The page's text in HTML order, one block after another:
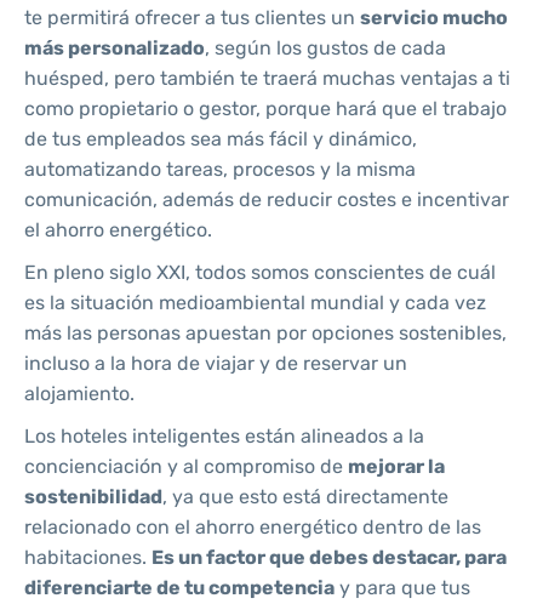
te permitirá ofrecer a tus clientes un servicio mucho
más personalizado, según los gustos de cada
huésped, pero también te traerá muchas ventajas a ti
como propietario o gestor, porque hará que el trabajo
de tus empleados sea más fácil y dinámico,
automatizando tareas, procesos y la misma
comunicación, además de reducir costes e incentivar
el ahorro energético.
En pleno siglo XXI, todos somos conscientes de cuál
es la situación medioambiental mundial y cada vez
más las personas apuestan por opciones sostenibles,
incluso a la hora de viajar y de reservar un
alojamiento.
Los hoteles inteligentes están alineados a la
concienciación y al compromiso de mejorar la
sostenibilidad, ya que esto está directamente
relacionado con el ahorro energético dentro de las
habitaciones. Es un factor que debes destacar, para
diferenciarte de tu competencia y para que tus